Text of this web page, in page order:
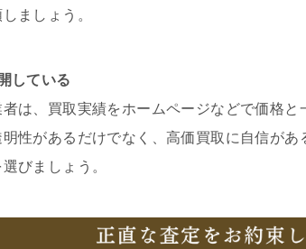
ましょう。
している
は、買取実績をホームページなどで価格
性があるだけでなく、高価買取に自信が
びましょう。